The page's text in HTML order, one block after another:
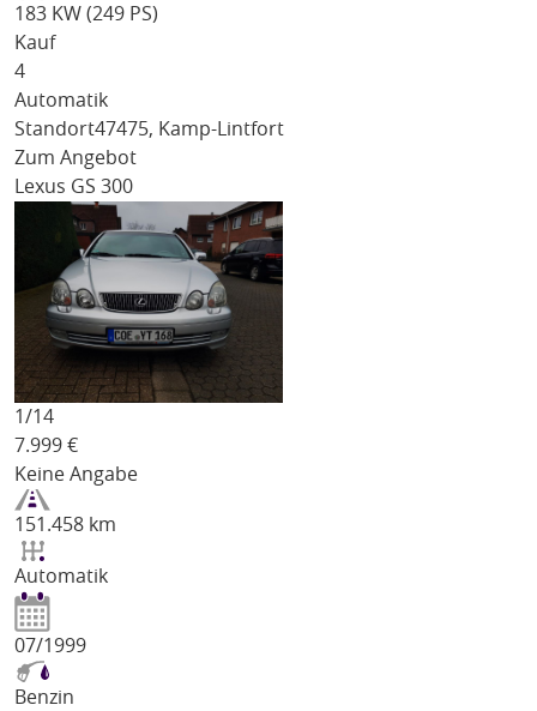
183 KW (249 PS)
Kauf
4
Automatik
Standort47475, Kamp-Lintfort
Zum Angebot
Lexus GS 300
1/14
7.999 €
Keine Angabe
151.458 km
Automatik
07/1999
Benzin